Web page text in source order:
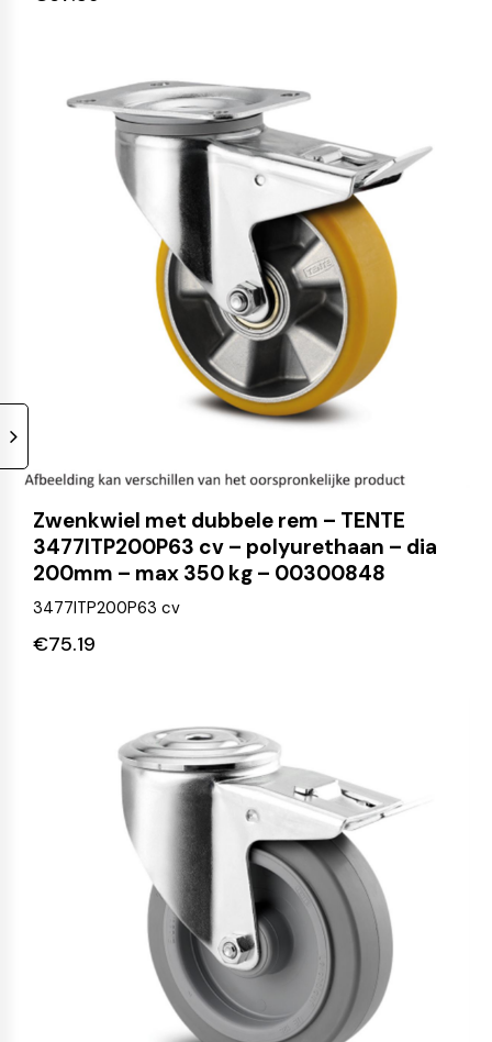
Zwenkwiel met dubbele rem – TENTE
3477ITP200P63 cv – polyurethaan – dia
200mm – max 350 kg – 00300848
3477ITP200P63 cv
€75.19